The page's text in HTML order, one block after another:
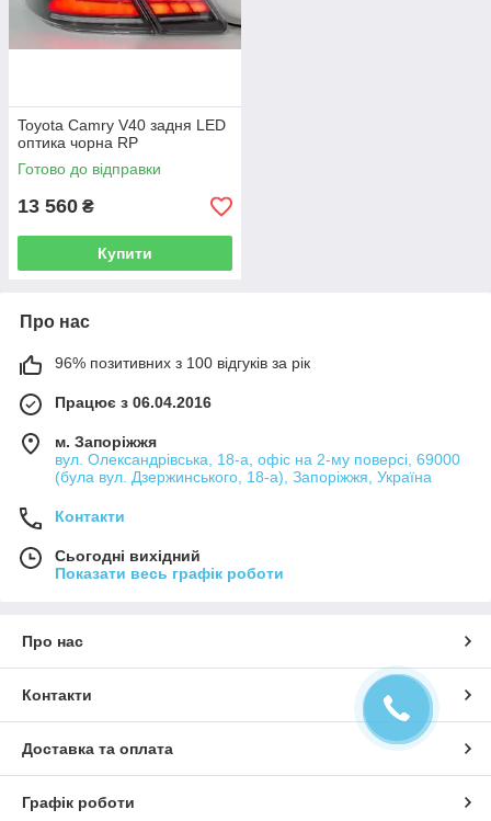
Toyota Camry V40 задня LED
оптика чорна RP
Готово до відправки
13 560 ₴
Купити
Про нас
96% позитивних з 100 відгуків за рік
Працює з 06.04.2016
м. Запоріжжя
вул. Олександрівська, 18-а, офіс на 2-му поверсі, 69000
(була вул. Дзержинського, 18-а), Запоріжжя, Україна
Контакти
Сьогодні вихідний
Показати весь графік роботи
Про нас
Контакти
Доставка та оплата
Графік роботи